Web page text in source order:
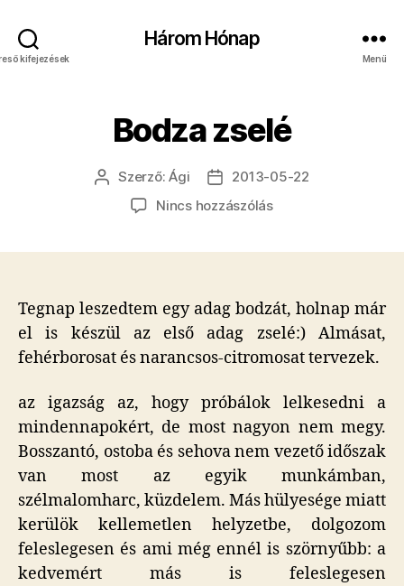
kifejezések
Három Hónap
Menü
Bodza zselé
Bejegyzés
szerzője
Szerző:Ági
Bejegyzés
dátuma
2013-05-22
Nincs hozzászólása(z)
Tegnap leszedtem egy adag bodzát, holnap már
el is készül az első adag zselé:) Almásat,
fehérborosat és narancsos-citromosat tervezek.
az igazság az, hogy próbálok lelkesedni a
mindennapokért, de most nagyon nem megy.
Bosszantó, ostoba és sehova nem vezető időszak
van most az egyik munkámban,
szélmalomharc, küzdelem. Más hülyesége miatt
kerülök kellemetlen helyzetbe, dolgozom
feleslegesen és ami még ennél is szörnyűbb: a
kedvemért más is feleslegesen